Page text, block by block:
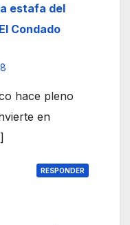
estafa del
Condado
hace pleno
en
RESPONDER